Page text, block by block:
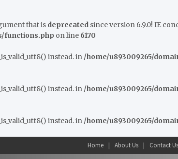
that is deprecated since version 6.9.0! IE
functions.php on line 6170
instead. in /home/u893009265/
instead. in /home/u893009265/
instead. in /home/u893009265/
Home About Us Contact Us